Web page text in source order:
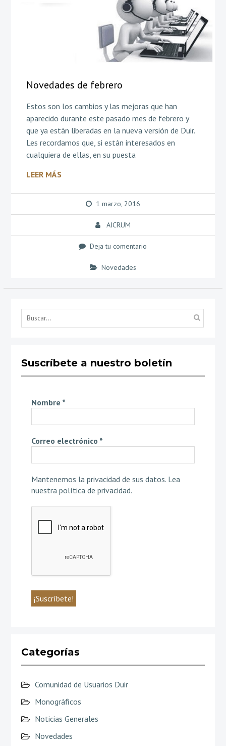
Novedades de febrero
Estos son los cambios y las mejoras que han
aparecido durante este pasado mes de febrero y
que ya están liberadas en la nueva versión de Duir.
Les recordamos que, si están interesados en
cualquiera de ellas, en su puesta
LEER MÁS
1 marzo, 2016
AICRUM
Deja tu comentario
Novedades
Suscríbete a nuestro boletín
Nombre *
Correo electrónico *
Mantenemos la privacidad de sus datos. Lea
nuestra política de privacidad.
Categorías
Comunidad de Usuarios Duir
Monográficos
Noticias Generales
Novedades